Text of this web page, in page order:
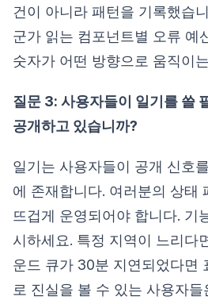
건이 아니라 패턴을 기록했습
군가 읽는 컴포넌트별 오류 예
숫자가 어떤 방향으로 움직이
질문 3: 사용자들이 일기를 쓸
공개하고 있습니까?
일기는 사용자들이 공개 신호
에 존재합니다. 여러분의 상태
뜨겁게 운영되어야 합니다. 기
시하세요. 특정 지역이 느리다
운드 큐가 30분 지연되었다면
로 진실을 볼 수 있는 사용자